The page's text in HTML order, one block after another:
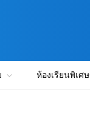
ห้องเรียนพิเศษ